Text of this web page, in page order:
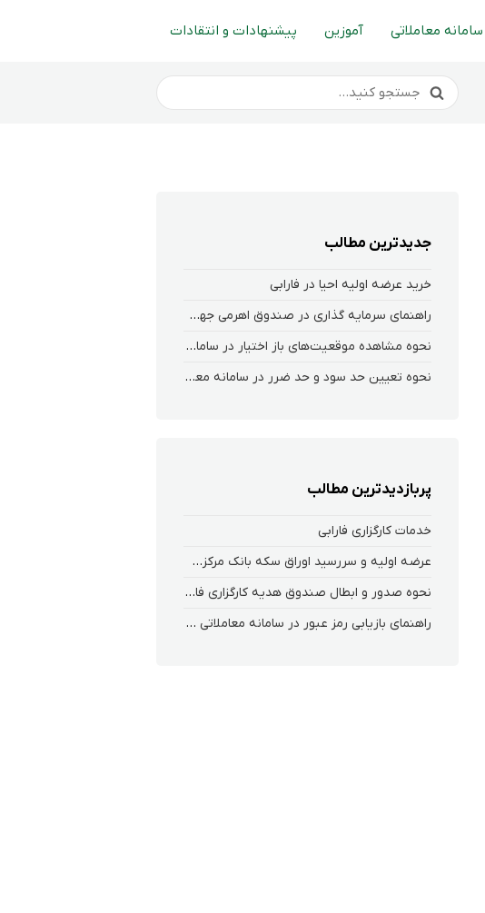
سامانه معاملاتی آموزین پیشنهادات و انتقادات
جدیدترین مطالب
خرید عرضه اولیه احیا در فارابی
راهنمای سرمایه گذاری در صندوق اهرمی جهش
نحوه‌ مشاهده‌ موقعیت‌های باز اختیار در سامانه هلیوم و نکست
نحوه تعیین حد سود و حد ضرر در سامانه معاملاتی کارگزاری فارابی
پربازدیدترین مطالب
خدمات کارگزاری فارابی
عرضه اولیه و سررسید اوراق سکه بانک مرکزی در بورس کالا
نحوه صدور و ابطال صندوق هدیه کارگزاری فارابی
راهنمای بازیابی رمز عبور در سامانه معاملاتی ریواس